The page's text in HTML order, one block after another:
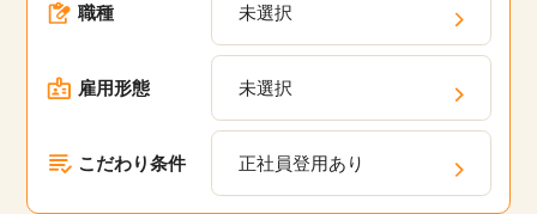
職種 未選択
雇用形態 未選択
こだわり条件 正社員登用あり